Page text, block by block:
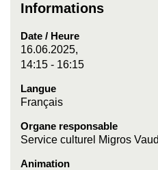
Informations
Date / Heure
16.06.2025,
14:15 - 16:15
Langue
Français
Organe responsable
Service culturel Migros Vaud
Animation